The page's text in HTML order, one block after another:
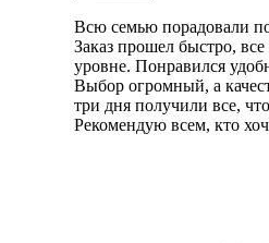
Всю семью порадовали
Заказ прошел быстро,
уровне. Понравился
Выбор огромный, а
три дня получили все,
Рекомендую всем, кто